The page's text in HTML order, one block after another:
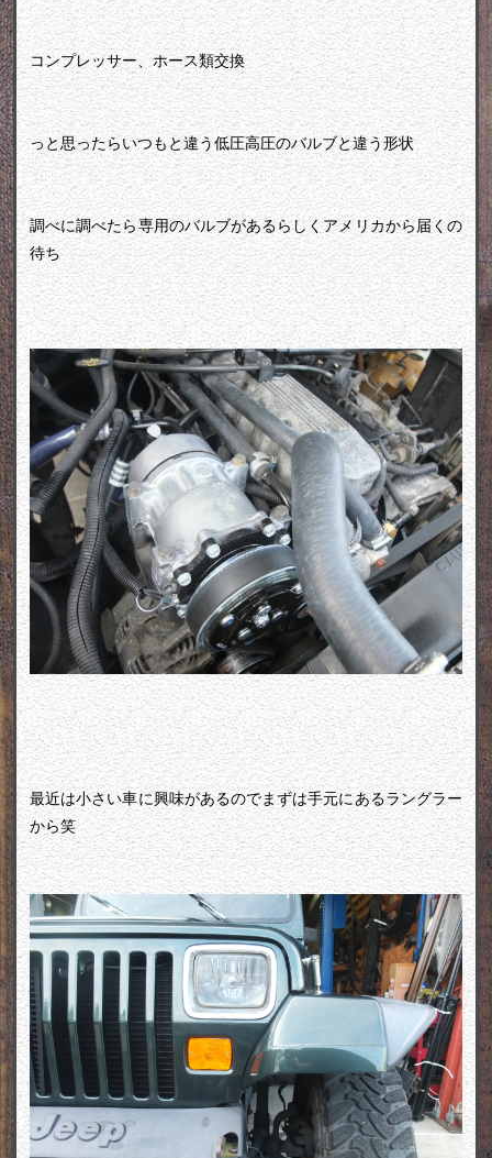
コンプレッサー、ホース類交換
っと思ったらいつもと違う低圧高圧のバルブと違う形状
調べに調べたら専用のバルブがあるらしくアメリカから届くの
待ち
最近は小さい車に興味があるのでまずは手元にあるラングラー
から笑